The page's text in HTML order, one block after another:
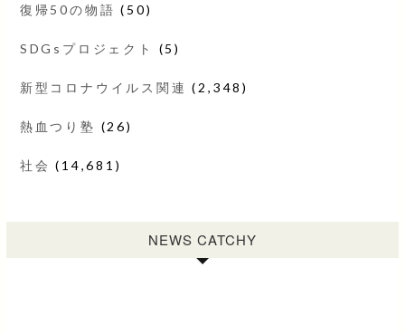
復帰50の物語 (50)
SDGsプロジェクト (5)
新型コロナウイルス関連 (2,348)
熱血つり塾 (26)
社会 (14,681)
NEWS CATCHY